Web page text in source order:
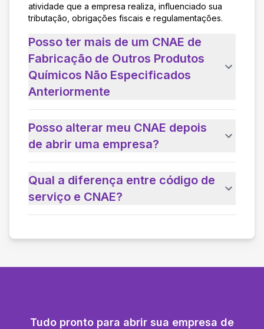
atividade que a empresa realiza, influenciado sua
tributação, obrigações fiscais e regulamentações.
Posso ter mais de um CNAE de
Fabricação de Outros Produtos
Químicos Não Especificados
Anteriormente
Posso alterar meu CNAE depois
de abrir uma empresa?
Qual a diferença entre código de
serviço e CNAE?
Tudo pronto para abrir sua empresa de